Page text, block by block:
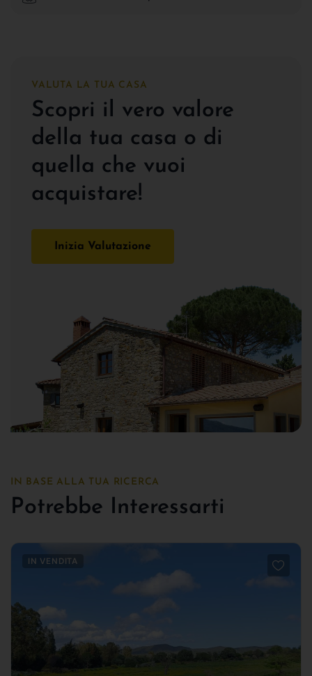
VALUTA LA TUA CASA
Scopri il vero valore
della tua casa o di
quella che vuoi
acquistare!
Inizia Valutazione
IN BASE ALLA TUA RICERCA
Potrebbe Interessarti
IN VENDITA